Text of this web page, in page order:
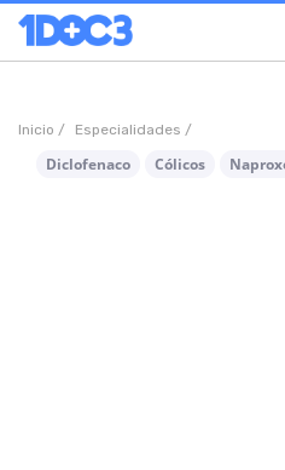
Inicio / Especialidades /
Diclofenaco Cólicos